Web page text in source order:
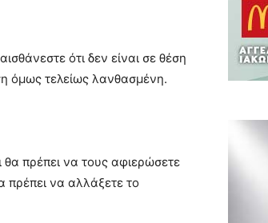
ότι δεν είναι σε θέση
όμως τελείως λανθασμένη.
θα πρέπει να τους αφιερώσετε
πρέπει να αλλάξετε το